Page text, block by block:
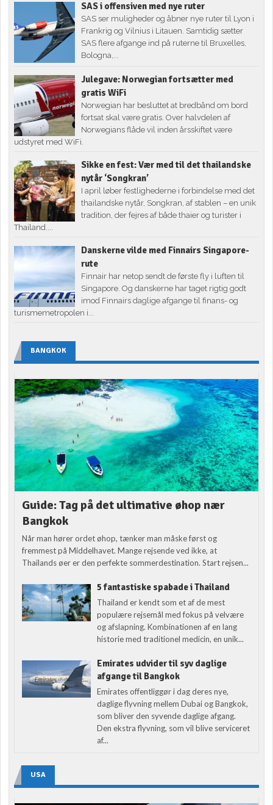
SAS i offensiven med nye ruter
SAS ser muligheder og åbner nye ruter til Lyon i
Frankrig og Vilnius i Litauen. Samtidig sætter
SAS flere afgange ind på ruterne til Bruxelles,
Bologna,...
Julegave: Norwegian fortsætter med
gratis WiFi
Norwegian har besluttet at bredbånd om bord
fortsat skal være gratis. Over halvdelen af
Norwegians flåde vil inden årsskiftet være
udstyret med WiFi.
Sikke en fest: Vær med til det thailandske
nytår ‘Songkran’
I april løber festlighederne i forbindelse med det
thailandske nytår, Songkran, af stablen – en unik
tradition, der fejres af både thaier og turister i
Thailand....
Danskerne vilde med Finnairs Singapore-
rute
Finnair har netop sendt de første fly i luften til
Singapore. Og danskerne har taget rigtig godt
imod Finnairs daglige afgange til finans- og
turismemetropolen i...
BANGKOK
Guide: Tag på det ultimative øhop nær
Bangkok
Når man hører ordet øhop, tænker man måske først og
fremmest på Middelhavet. Mange rejsende ved ikke, at
Thailands øer er den perfekte sommerdestination. Start rejsen...
5 fantastiske spabade i Thailand
Thailand er kendt som et af de mest
populære rejsemål med fokus på velvære
og afslapning. Kombinationen af en lang
historie med traditionel medicin, en unik...
Emirates udvider til syv daglige
afgange til Bangkok
Emirates offentliggør i dag deres nye,
daglige flyvning mellem Dubai og Bangkok,
som bliver den syvende daglige afgang.
Den ekstra flyvning, som vil blive serviceret
af...
USA